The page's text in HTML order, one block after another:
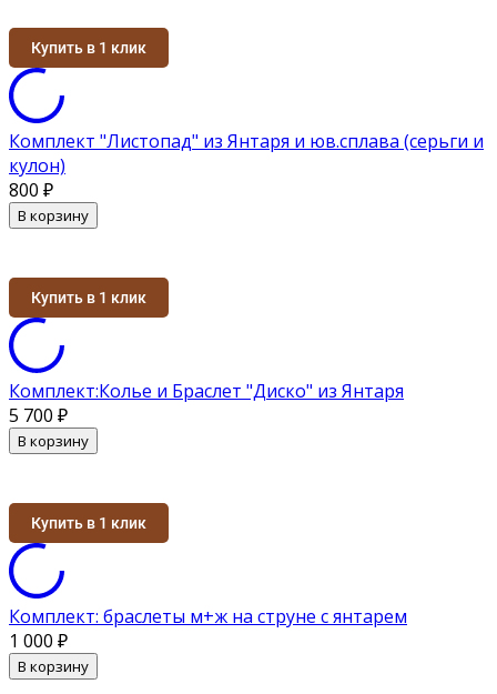
Купить в 1 клик
Комплект "Листопад" из Янтаря и юв.сплава (серьги и
кулон)
800 ₽
В корзину
Купить в 1 клик
Комплект:Колье и Браслет "Диско" из Янтаря
5 700 ₽
В корзину
Купить в 1 клик
Комплект: браслеты м+ж на струне с янтарем
1 000 ₽
В корзину